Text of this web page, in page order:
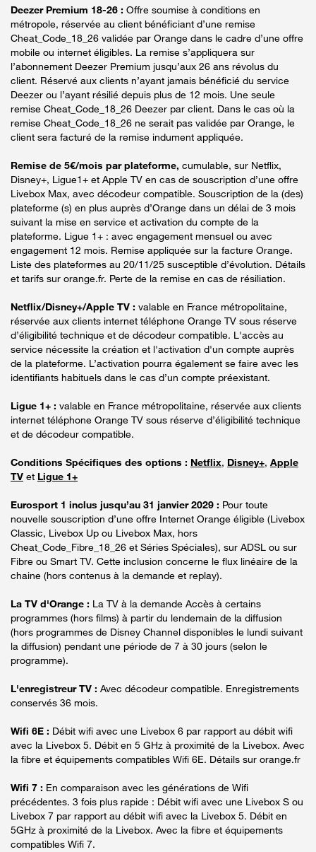
Deezer Premium 18-26 : Offre soumise à conditions en
métropole, réservée au client bénéficiant d’une remise
Cheat_Code_18_26 validée par Orange dans le cadre d’une offre
mobile ou internet éligibles. La remise s’appliquera sur
l’abonnement Deezer Premium jusqu’aux 26 ans révolus du
client. Réservé aux clients n’ayant jamais bénéficié du service
Deezer ou l’ayant résilié depuis plus de 12 mois. Une seule
remise Cheat_Code_18_26 Deezer par client. Dans le cas où la
remise Cheat_Code_18_26 ne serait pas validée par Orange, le
client sera facturé de la remise indument appliquée.
Remise de 5€/mois par plateforme, cumulable, sur Netflix,
Disney+, Ligue1+ et Apple TV en cas de souscription d’une offre
Livebox Max, avec décodeur compatible. Souscription de la (des)
plateforme (s) en plus auprès d’Orange dans un délai de 3 mois
suivant la mise en service et activation du compte de la
plateforme. Ligue 1+ : avec engagement mensuel ou avec
engagement 12 mois. Remise appliquée sur la facture Orange.
Liste des plateformes au 20/11/25 susceptible d’évolution. Détails
et tarifs sur orange.fr. Perte de la remise en cas de résiliation.
Netflix/Disney+/Apple TV : valable en France métropolitaine,
réservée aux clients internet téléphone Orange TV sous réserve
d’éligibilité technique et de décodeur compatible. L'accès au
service nécessite la création et l'activation d'un compte auprès
de la plateforme. L’activation pourra également se faire avec les
identifiants habituels dans le cas d’un compte préexistant.
Ligue 1+ : valable en France métropolitaine, réservée aux clients
internet téléphone Orange TV sous réserve d’éligibilité technique
et de décodeur compatible.
Conditions Spécifiques des options : Netflix, Disney+, Apple
TV et Ligue 1+
Eurosport 1 inclus jusqu’au 31 janvier 2029 : Pour toute
nouvelle souscription d’une offre Internet Orange éligible (Livebox
Classic, Livebox Up ou Livebox Max, hors
Cheat_Code_Fibre_18_26 et Séries Spéciales), sur ADSL ou sur
Fibre ou Smart TV. Cette inclusion concerne le flux linéaire de la
chaine (hors contenus à la demande et replay).
La TV d'Orange : La TV à la demande Accès à certains
programmes (hors films) à partir du lendemain de la diffusion
(hors programmes de Disney Channel disponibles le lundi suivant
la diffusion) pendant une période de 7 à 30 jours (selon le
programme).
L'enregistreur TV : Avec décodeur compatible. Enregistrements
conservés 36 mois.
Wifi 6E : Débit wifi avec une Livebox 6 par rapport au débit wifi
avec la Livebox 5. Débit en 5 GHz à proximité de la Livebox. Avec
la fibre et équipements compatibles Wifi 6E. Détails sur orange.fr
Wifi 7 : En comparaison avec les générations de Wifi
précédentes. 3 fois plus rapide : Débit wifi avec une Livebox S ou
Livebox 7 par rapport au débit wifi avec la Livebox 5. Débit en
5GHz à proximité de la Livebox. Avec la fibre et équipements
compatibles Wifi 7.